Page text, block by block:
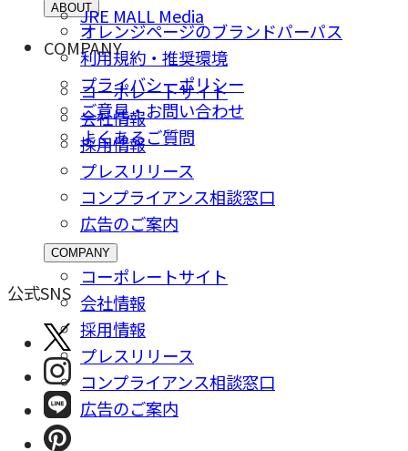
JRE MALL Media
ABOUT
オレンジページのブランドパーパス
利用規約・推奨環境
プライバシーポリシー
ご意⾒・お問い合わせ
よくあるご質問
COMPANY
コーポレートサイト
会社情報
採⽤情報
プレスリリース
コンプライアンス相談窓⼝
広告のご案内
COMPANY
コーポレートサイト
会社情報
採⽤情報
プレスリリース
コンプライアンス相談窓⼝
広告のご案内
公式SNS